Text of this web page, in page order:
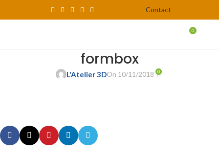
Contact
0
formbox
L'Atelier 3DOn 10/11/2018 0